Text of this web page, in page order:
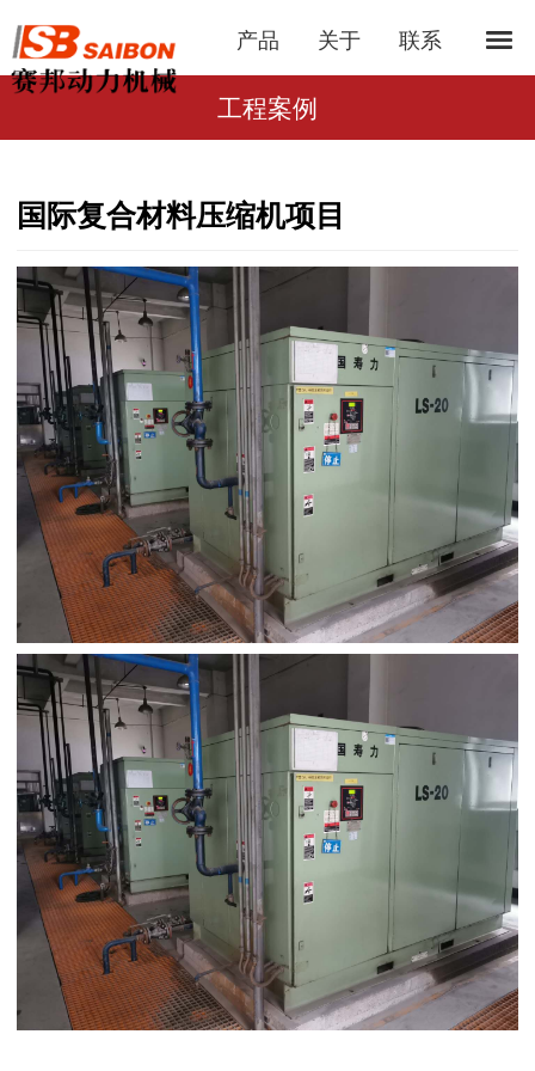
产品 关于 联系
工程案例
国际复合材料压缩机项目